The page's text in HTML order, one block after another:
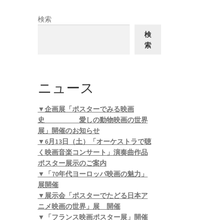
検索
検
索
ニュース
▼企画展「ポスターでみる映画
史 愛しの動物映画の世界
展」開催のお知らせ
▼6月13日（土）「オーケストラで聴
く映画音楽コンサート」演奏曲作品
ポスター展示のご案内
▼「70年代ヨーロッパ映画の魅力」
展開催
▼展示会「ポスターでたどる日本ア
ニメ映画の世界」展 開催
▼「フランス映画ポスター展」開催